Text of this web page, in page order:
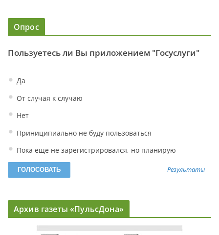
Опрос
Пользуетесь ли Вы приложением "Госуслуги"
Да
От случая к случаю
Нет
Приниципиально не буду пользоваться
Пока еще не зарегистрировался, но планирую
Результаты
Архив газеты «ПульсДона»